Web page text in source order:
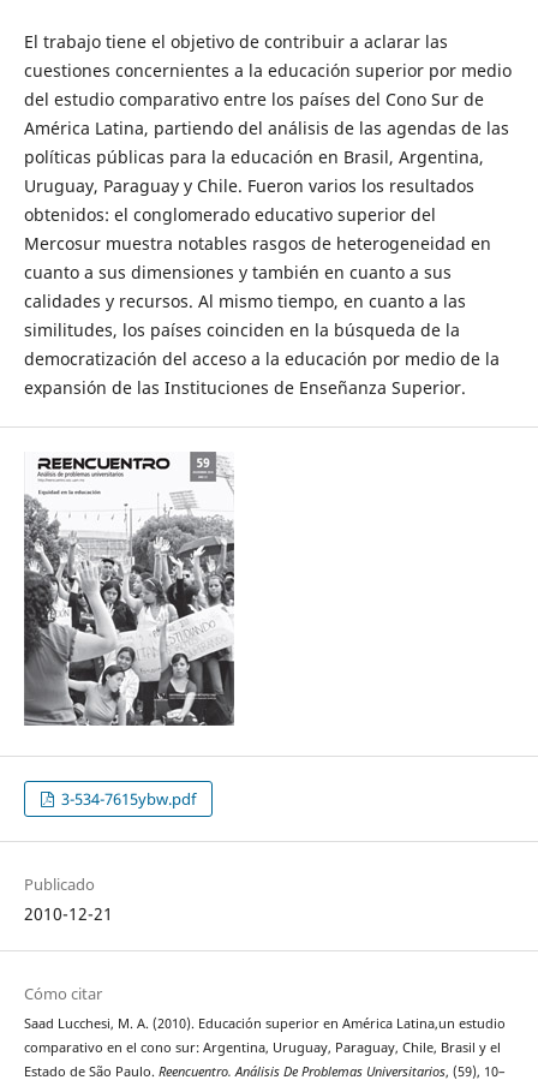
El trabajo tiene el objetivo de contribuir a aclarar las
cuestiones concernientes a la educación superior por medio
del estudio comparativo entre los países del Cono Sur de
América Latina, partiendo del análisis de las agendas de las
políticas públicas para la educación en Brasil, Argentina,
Uruguay, Paraguay y Chile. Fueron varios los resultados
obtenidos: el conglomerado educativo superior del
Mercosur muestra notables rasgos de heterogeneidad en
cuanto a sus dimensiones y también en cuanto a sus
calidades y recursos. Al mismo tiempo, en cuanto a las
similitudes, los países coinciden en la búsqueda de la
democratización del acceso a la educación por medio de la
expansión de las Instituciones de Enseñanza Superior.
3-534-7615ybw.pdf
Publicado
2010-12-21
Cómo citar
Saad Lucchesi, M. A. (2010). Educación superior en América Latina,un estudio
comparativo en el cono sur: Argentina, Uruguay, Paraguay, Chile, Brasil y el
Estado de São Paulo. Reencuentro. Análisis De Problemas Universitarios, (59), 10–